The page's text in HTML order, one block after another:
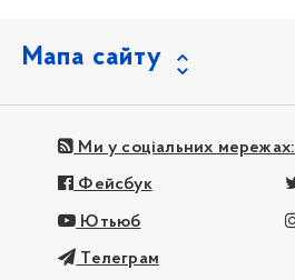
Мапа сайту
Ми у соціальних мережах:
Фейсбук
Ютьюб
Телеграм